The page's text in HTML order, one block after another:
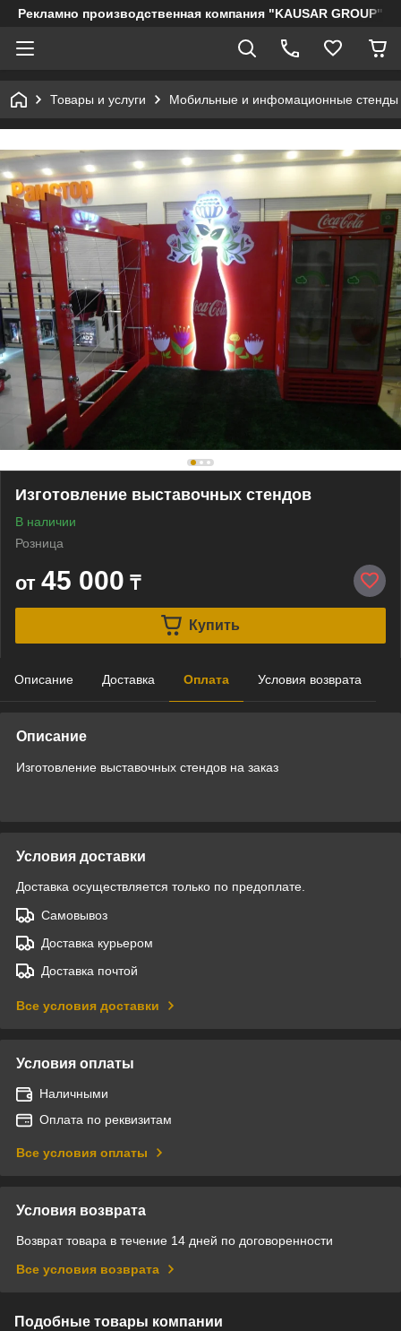
Рекламно производственная компания "KAUSAR GROUP"
Товары и услуги Мобильные и инфомационные стенды
Изготовление выставочных стендов
В наличии
Розница
от 45 000 ₸
Купить
Описание Доставка Оплата Условия возврата
Описание
Изготовление выставочных стендов на заказ
Условия доставки
Доставка осуществляется только по предоплате.
Самовывоз
Доставка курьером
Доставка почтой
Все условия доставки
Условия оплаты
Наличными
Оплата по реквизитам
Все условия оплаты
Условия возврата
Возврат товара в течение 14 дней по договоренности
Все условия возврата
Подобные товары компании